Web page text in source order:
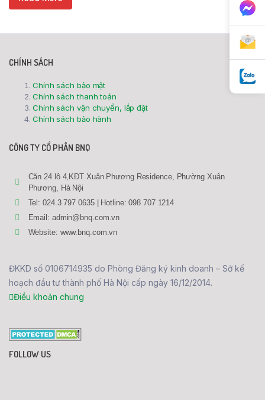
CHÍNH SÁCH
Chính sách bảo mật
Chính sách thanh toán
Chính sách vận chuyển, lắp đặt
Chính sách bảo hành
CÔNG TY CỔ PHẦN BNQ
Căn 24 lô 4,KĐT Xuân Phương Residence, Phường Xuân
Phương, Hà Nội
Tel: 024.3 797 0635 | Hotline: 098 707 1214
Email: admin@bnq.com.vn
Website: www.bnq.com.vn
ĐKKD số 0106714935 do Phòng Đăng ký kinh doanh – Sở kế
hoạch đầu tư thành phố Hà Nội cấp ngày 16/12/2014.
Điều khoản chung
FOLLOW US